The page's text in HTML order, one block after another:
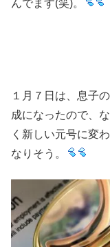
んでます(笑)。
１月７日は、息子
成になったので、
く新しい元号に変
なりそう。